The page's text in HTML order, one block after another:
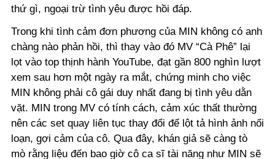
thứ gì, ngoại trừ tình yêu được hồi đáp.
Trong khi tình cảm đơn phương của MIN không có anh
chàng nào phản hồi, thì thay vào đó MV “Cà Phê” lại
lọt vào top thịnh hành YouTube, đạt gần 800 nghìn lượt
xem sau hơn một ngày ra mắt, chứng minh cho việc
MIN không phải cô gái duy nhất đang bị tình yêu dằn
vặt. MIN trong MV có tính cách, cảm xúc thất thường
nên các set quay liên tục thay đổi để lột tả hình ảnh nổi
loạn, gợi cảm của cô. Qua đây, khán giả sẽ càng tò
mò rằng liệu đến bao giờ cô ca sĩ tài năng như MIN sẽ